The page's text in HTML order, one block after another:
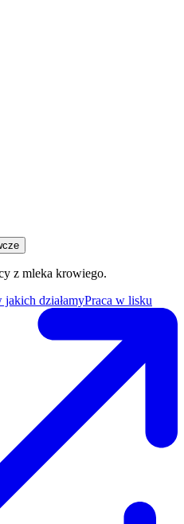
z mleka krowiego.
jakich działamyPraca w lisku